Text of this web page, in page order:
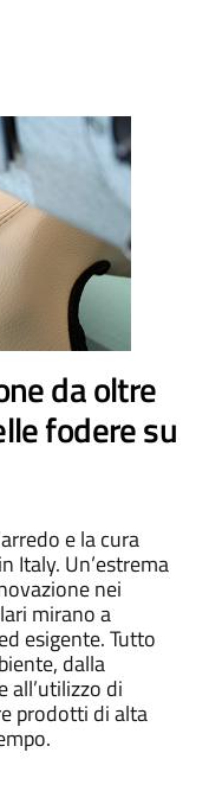
da oltre
fodere su
e la cura
Italy. Un’estrema
nei
mirano a
esigente. Tutto
dalla
all’utilizzo di
prodotti di alta